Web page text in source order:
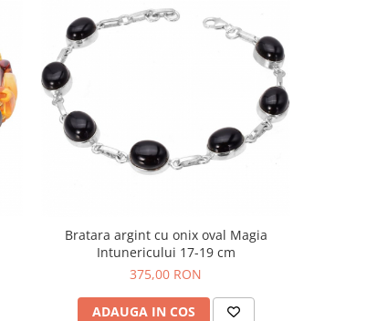
Bratara argint cu onix oval Magia
Intunericului 17-19 cm
375,00 RON
ADAUGA IN COS